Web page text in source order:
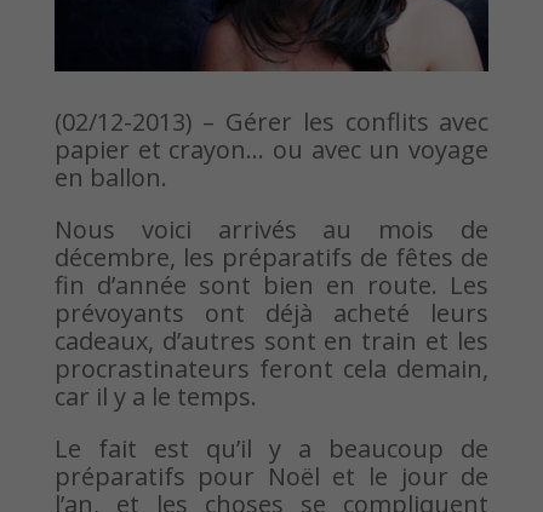
(02/12-2013) – Gérer les conflits avec
papier et crayon… ou avec un voyage
en ballon.
Nous voici arrivés au mois de
décembre, les préparatifs de fêtes de
fin d’année sont bien en route. Les
prévoyants ont déjà acheté leurs
cadeaux, d’autres sont en train et les
procrastinateurs feront cela demain,
car il y a le temps.
Le fait est qu’il y a beaucoup de
préparatifs pour Noël et le jour de
l’an, et les choses se compliquent